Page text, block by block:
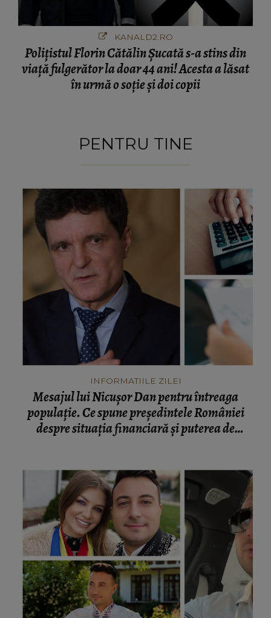
KANALD2.RO
Polițistul Florin Cătălin Șucată s-a stins din
viață fulgerător la doar 44 ani! Acesta a lăsat
în urmă o soție și doi copii
PENTRU TINE
INFORMATIILE ZILEI
Mesajul lui Nicușor Dan pentru întreaga
populație. Ce spune președintele României
despre situația financiară și puterea de